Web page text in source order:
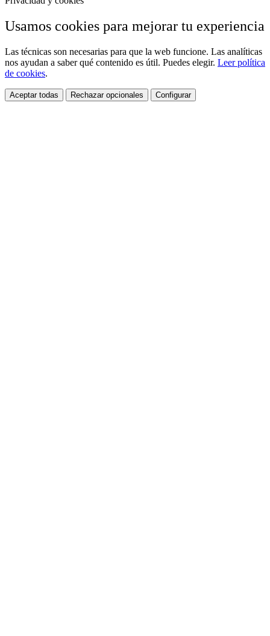
Usamos cookies para mejorar tu experiencia
Las técnicas son necesarias para que la web funcione. Las analíticas
nos ayudan a saber qué contenido es útil. Puedes elegir. Leer política
de cookies.
Aceptar todas Rechazar opcionales Configurar